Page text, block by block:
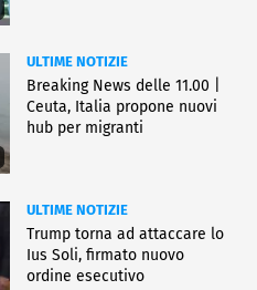
ULTIME NOTIZIE
Breaking News delle 11.00 |
Ceuta, Italia propone nuovi
hub per migranti
ULTIME NOTIZIE
Trump torna ad attaccare lo
Ius Soli, firmato nuovo
ordine esecutivo